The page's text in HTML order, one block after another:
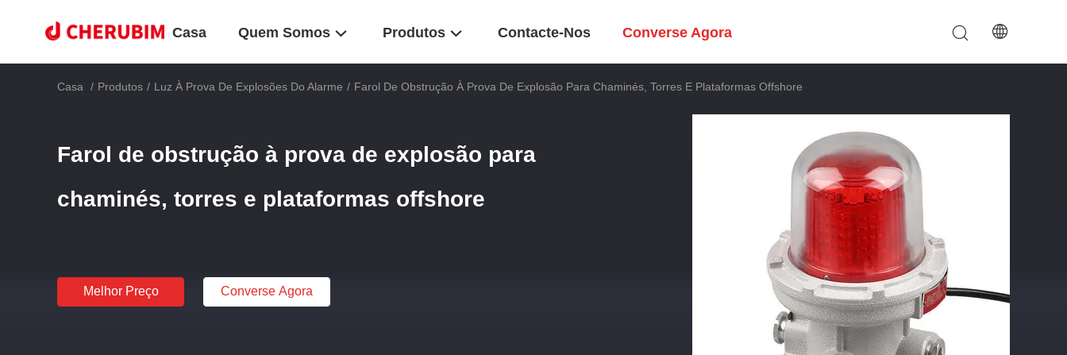
Casa Quem Somos Produtos Contacte-Nos Converse Agora
Casa / Produtos / Luz À Prova De Explosões Do Alarme / Farol De Obstrução À Prova De Explosão Para Chaminés, Torres E Plataformas Offshore
Farol de obstrução à prova de explosão para
chaminés, torres e plataformas offshore
Melhor Preço Converse Agora